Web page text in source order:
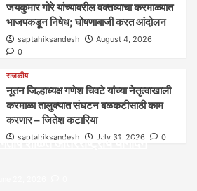
जयकुमार गोरे यांच्यावरील वक्तव्याचा करमाळ्यात
भाजपकडून निषेध; घोषणाबाजी करत आंदोलन
saptahiksandesh
August 4, 2026
0
राजकीय
नूतन जिल्हाध्यक्ष गणेश चिवटे यांच्या नेतृत्वाखाली
करमाळा तालुक्यात संघटन बळकटीसाठी काम
करणार – जितेश कटारिया
saptahiksandesh July 31, 2026 0
शाळेत आंतरराष्ट्रीय योगदिन